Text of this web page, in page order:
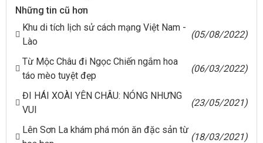
Những tin cũ hơn
Khu di tích lịch sử cách mạng Việt Nam -
Lào
(05/08/2022)
Từ Mộc Châu đi Ngọc Chiến ngắm hoa
táo mèo tuyệt đẹp
(06/03/2022)
ĐI HÁI XOÀI YÊN CHÂU: NÓNG NHƯNG
VUI
(23/05/2021)
Lên Sơn La khám phá món ăn đặc sản từ
(18/03/2021)